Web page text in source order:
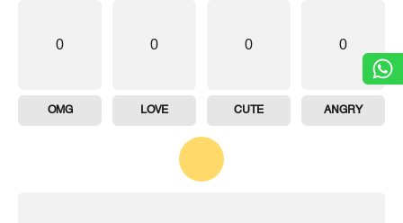
0
ANGRY
0
CUTE
0
LOVE
0
OMG